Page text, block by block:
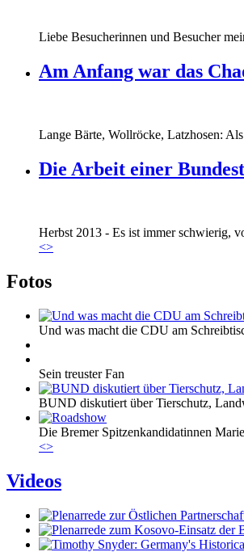
Liebe Besucherinnen und Besucher
Am Anfang war das
Lange Bärte, Wollröcke, Latzhosen:
Die Arbeit einer
Herbst 2013 - Es ist immer schwierig,
<>
Fotos
Und was macht die CDU am
Sein treuster Fan
BUND diskutiert über Tierschutz,
Die Bremer Spitzenkandidatinnen
<>
Videos